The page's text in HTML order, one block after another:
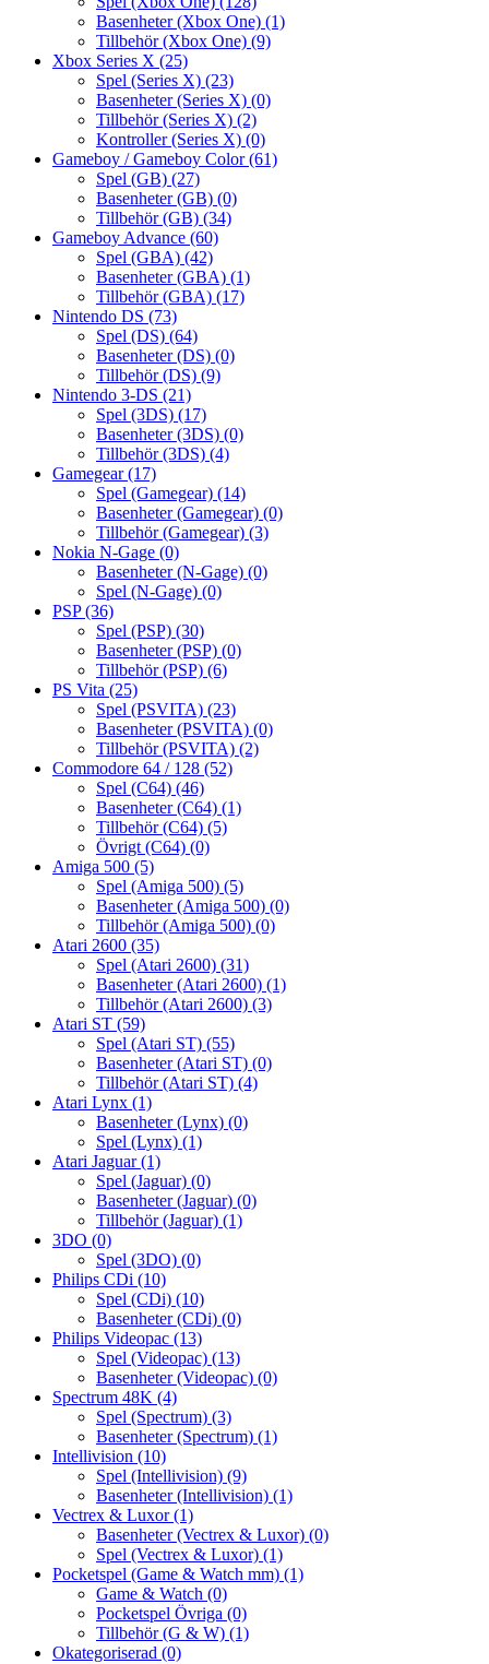
Basenheter (Xbox One) (1)
Tillbehör (Xbox One) (9)
Xbox Series X (25)
Spel (Series X) (23)
Basenheter (Series X) (0)
Tillbehör (Series X) (2)
Kontroller (Series X) (0)
Gameboy / Gameboy Color(61)
Spel (GB) (27)
Basenheter (GB) (0)
Tillbehör (GB) (34)
Gameboy Advance (60)
Spel (GBA) (42)
Basenheter (GBA) (1)
Tillbehör (GBA) (17)
Nintendo DS (73)
Spel (DS) (64)
Basenheter (DS) (0)
Tillbehör (DS) (9)
Nintendo 3-DS (21)
Spel (3DS) (17)
Basenheter (3DS) (0)
Tillbehör (3DS) (4)
Gamegear(17)
Spel (Gamegear) (14)
Basenheter (Gamegear) (0)
Tillbehör (Gamegear) (3)
Nokia N-Gage (0)
Basenheter (N-Gage) (0)
Spel (N-Gage) (0)
PSP(36)
Spel (PSP) (30)
Basenheter (PSP) (0)
Tillbehör (PSP) (6)
PS Vita (25)
Spel (PSVITA) (23)
Basenheter (PSVITA) (0)
Tillbehör (PSVITA) (2)
Commodore 64 / 128 (52)
Spel (C64) (46)
Basenheter (C64) (1)
Tillbehör (C64) (5)
Övrigt (C64) (0)
Amiga 500 (5)
Spel (Amiga 500) (5)
Basenheter (Amiga 500) (0)
Tillbehör (Amiga 500) (0)
Atari 2600 (35)
Spel (Atari 2600) (31)
Basenheter (Atari 2600) (1)
Tillbehör (Atari 2600) (3)
Atari ST (59)
Spel (Atari ST) (55)
Basenheter (Atari ST) (0)
Tillbehör (Atari ST) (4)
Atari Lynx (1)
Basenheter (Lynx) (0)
Spel (Lynx) (1)
Atari Jaguar(1)
Spel (Jaguar) (0)
Basenheter (Jaguar) (0)
Tillbehör (Jaguar) (1)
3DO (0)
Spel (3DO) (0)
Philips CDi (10)
Spel (CDi) (10)
Basenheter (CDi) (0)
Philips Videopac (13)
Spel (Videopac) (13)
Basenheter (Videopac) (0)
Spectrum 48K (4)
Spel (Spectrum) (3)
Basenheter (Spectrum) (1)
Intellivision (10)
Spel (Intellivision) (9)
Basenheter (Intellivision) (1)
Vectrex & Luxor(1)
Basenheter (Vectrex & Luxor) (0)
Spel (Vectrex & Luxor) (1)
Pocketspel (Game & Watch mm) (1)
Game & Watch (0)
Pocketspel Övriga (0)
Tillbehör (G & W) (1)
Okategoriserad (0)